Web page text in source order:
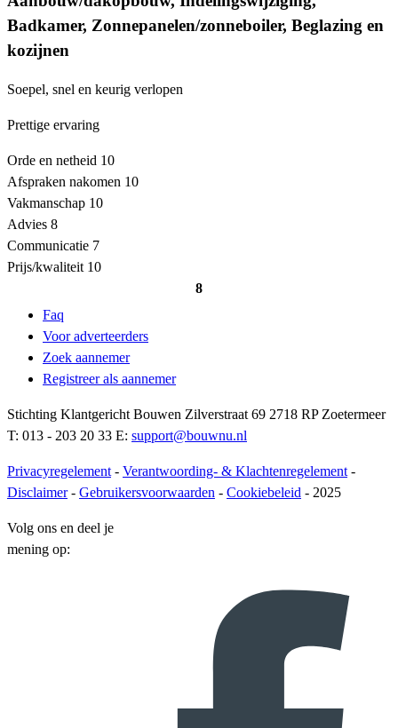
Badkamer, Zonnepanelen/zonneboiler, Beglazing en
kozijnen
Soepel, snel en keurig verlopen
Prettige ervaring
Orde en netheid 10
Afspraken nakomen 10
Vakmanschap 10
Advies 8
Communicatie 7
Prijs/kwaliteit 10
8
Faq
Voor adverteerders
Zoek aannemer
Registreer als aannemer
Stichting Klantgericht Bouwen Zilverstraat 69 2718 RP Zoetermeer
T: 013 - 203 20 33 E: support@bouwnu.nl
Privacyregelement - Verantwoording- & Klachtenregelement -
Disclaimer- Gebruikersvoorwaarden - Cookiebeleid - 2025
Volg ons en deel je
mening op: